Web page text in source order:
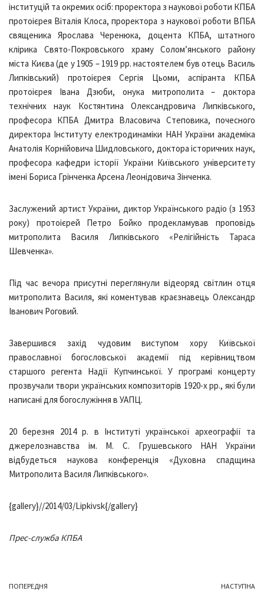
інституцій та окремих осіб: проректора з наукової роботи КПБА
протоієрея Віталія Клоса, проректора з наукової роботи ВПБА
священика Ярослава Черенюка, доцента КПБА, штатного
клірика Свято-Покровського храму Солом’янського району
міста Києва (де у 1905 – 1919 рр. настоятелем був отець Василь
Липківський) протоієрея Сергія Цьоми, аспіранта КПБА
протоієрея Івана Дзюби, онука митрополита – доктора
технічних наук Костянтина Олександровича Липківського,
професора КПБА Дмитра Власовича Степовика, почесного
директора Інституту електродинаміки НАН України академіка
Анатолія Корнійовича Шидловського, доктора історичних наук,
професора кафедри історії України Київського університету
імені Бориса Грінченка Арсена Леонідовича Зінченка.
Заслужений артист України, диктор Українського радіо (з 1953
року) протоієрей Петро Бойко продекламував проповідь
митрополита Василя Липківського «Релігійність Тараса
Шевченка».
Під час вечора присутні переглянули відеоряд світлин отця
митрополита Василя, які коментував краєзнавець Олександр
Іванович Роговий.
Завершився захід чудовим виступом хору Київської
православної богословської академії під керівництвом
старшого регента Надії Купчинської. У програмі концерту
прозвучали твори українських композиторів 1920-х рр., які були
написані для богослужіння в УАПЦ.
20 березня 2014 р. в Інституті української археографії та
джерелознавства ім. М. С. Грушевського НАН України
відбудеться наукова конференція «Духовна спадщина
Митрополита Василя Липківського».
{gallery}//2014/03/Lipkivsk{/gallery}
Прес-служба КПБА
ПОПЕРЕДНЯ НАСТУПНА